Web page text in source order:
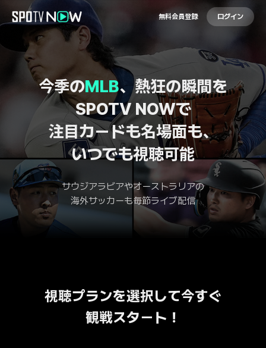
無料会員登録 ログイン
今季のMLB、熱狂の瞬間を
SPOTV NOWで
注目カードも名場面も、
いつでも視聴可能
サウジアラビアやオーストラリアの
海外サッカーも毎節ライブ配信
視聴プランを選択して今すぐ
観戦スタート！